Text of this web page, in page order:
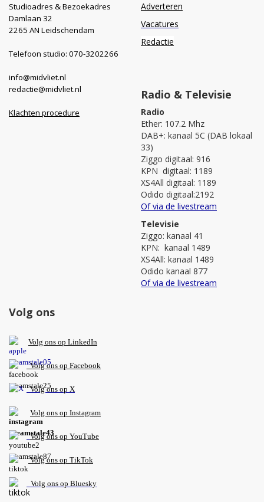
Studioadres & Bezoekadres
Damlaan 32
2265 AN Leidschendam
Telefoon studio: 070-3202266
info@midvliet.nl
redactie@midvliet.nl
Klachten procedure
Adverteren
Vacatures
Redactie
Radio & Televisie
Radio
Ether: 107.2 Mhz
DAB+: kanaal 5C (DAB lokaal
33)
Ziggo digitaal: 916
KPN digitaal: 1189
XS4All digitaal: 1189
Odido digitaal:2192
Of via de livestream
Televisie
Ziggo: kanaal 41
KPN: kanaal 1489
XS4All: kanaal 1489
Odido kanaal 877
Of via de livestream
Volg ons
Volg ons op LinkedIn
Volg ons op Facebook
Volg ons op X
Volg ons op Instagram
Volgons op YouTube
Volg ons op TikTok
Volg ons op Bluesky